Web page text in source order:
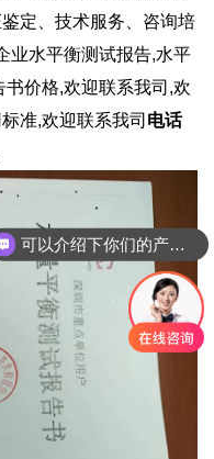
定、技术服务、咨询培
业水平衡测试报告,水平
价格,欢迎联系我司,欢
准,欢迎联系我司 电话
可以介绍下你们的产品么